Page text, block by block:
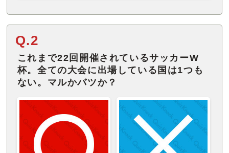
Q.2
これまで22回開催されているサッカーW
杯。全ての大会に出場している国は1つも
ない。マルかバツか？